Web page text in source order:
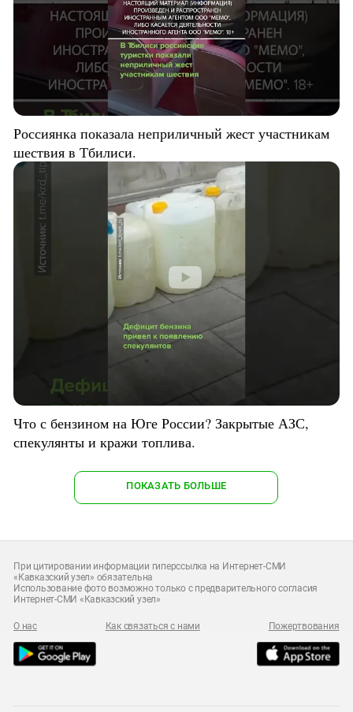
Россиянка показала неприличный жест участникам
шествия в Тбилиси.
Что с бензином на Юге России? Закрытые АЗС,
спекулянты и кражи топлива.
ПОКАЗАТЬ БОЛЬШЕ
При цитировании информации гиперссылка на Интернет-СМИ
«Кавказский узел» обязательна
Использование фото возможно только с предварительного согласия
Интернет-СМИ «Кавказский узел»
О нас Как связаться с нами Пожертвования